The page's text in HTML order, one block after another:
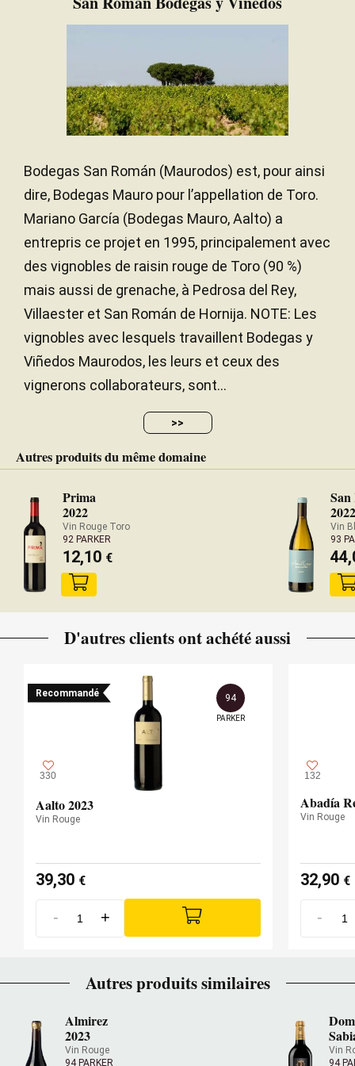
This time I also tasted two vintages of their
flagship and eponymous wine, starting with the
2019 San Román, from a warm and dry vintage that
September in San Román de Hornija. It comes from
a selection of over 40-year-old ungrafted and
head-pruned vines on stony soils with clay and
limestone in different villages of the appellation. It
fermented in stainless steel with indigenous
yeasts and matured in new and used 225- and 500-
liter French and American oak barrels for 24
months. The wine feels quite marked by the
élevage in oak, and the 14.5% alcohol seems to
have extracted quite a lot of aromas and tannins
from the barrels. It's warm and heady, ripe and
voluptuous, with abundant but fine tannins and
bottled in February 2020.
— Luis Gutiérrez (31/01/2023)
Millésime 2019 - 93 PARKER
Bodegas San Román (Maurodos) est, pour ainsi
dire, Bodegas Mauro pour l’appellation de Toro.
Mariano García (Bodegas Mauro, Aalto) a
entrepris ce projet en 1995, principalement avec
des vignobles de raisin rouge de Toro (90 %)
mais aussi de grenache, à Pedrosa del Rey,
Villaester et San Román de Hornija. NOTE: Les
vignobles avec lesquels travaillent Bodegas y
Viñedos Maurodos, les leurs et ceux des
vignerons collaborateurs, sont...
>>
Autres produits du même domaine
Prima
2022
Vin Rouge Toro
92 PARKER
12,10 €
Vin
93
D'autres clients ont achété aussi
Recommandé
330
94
PARKER
Aalto 2023
Vin Rouge
39,30 €
- +
132
Abadía
Vin Rouge
32,90 €
-
Autres produits similaires
Almirez
2023
Vin Rouge
94 PARKER
Vin
94